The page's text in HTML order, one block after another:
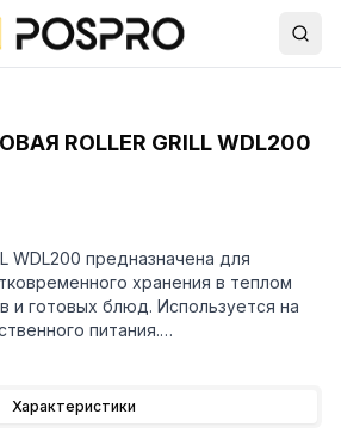
ROLLER GRILL WDL200
WDL200 предназначена для
хранения в теплом
и готовых блюд. Используется на
питания.
Характеристики